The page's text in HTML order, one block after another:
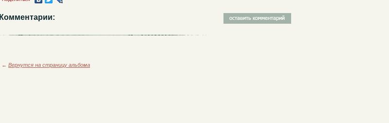
Комментарии:
← Вернутся на страницу альбома